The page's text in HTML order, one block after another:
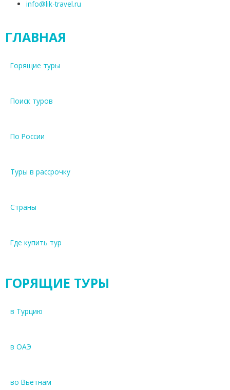
info@lik-travel.ru
ГЛАВНАЯ
Горящие туры
Поиск туров
По России
Туры в рассрочку
Страны
Где купить тур
ГОРЯЩИЕ ТУРЫ
в Турцию
в ОАЭ
во Вьетнам